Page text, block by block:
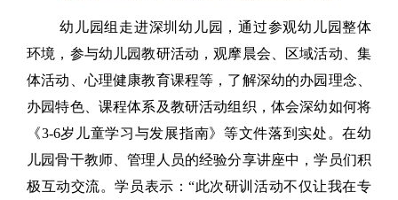
幼儿园组走进深圳幼儿园，通过参观幼儿园整体
环境，参与幼儿园教研活动，观摩晨会、区域活动、集
体活动、心理健康教育课程等，了解深幼的办园理念、
办园特色、课程体系及教研活动组织，体会深幼如何将
《3-6岁儿童学习与发展指南》等文件落到实处。在幼
儿园骨干教师、管理人员的经验分享讲座中，学员们积
极互动交流。学员表示：“此次研训活动不仅让我在专